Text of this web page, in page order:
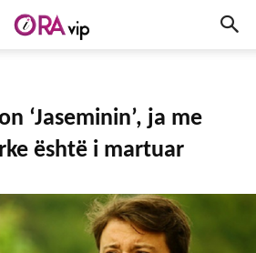
‘Jaseminin’, ja me
është i martuar